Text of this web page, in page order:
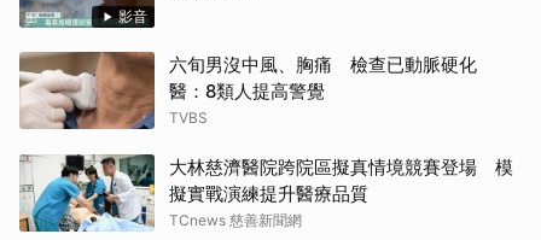
影音
六旬男沒中風、胸痛 檢查已動脈硬化
醫：8類人提高警覺
TVBS
大林慈濟醫院跨院區擬真情境競賽登場 模
擬實戰演練提升醫療品質
TCnews 慈善新聞網